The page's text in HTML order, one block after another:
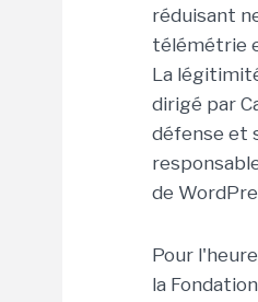
réduisant
télémétrie
La
dirigé par
défense et
de
Pour
la